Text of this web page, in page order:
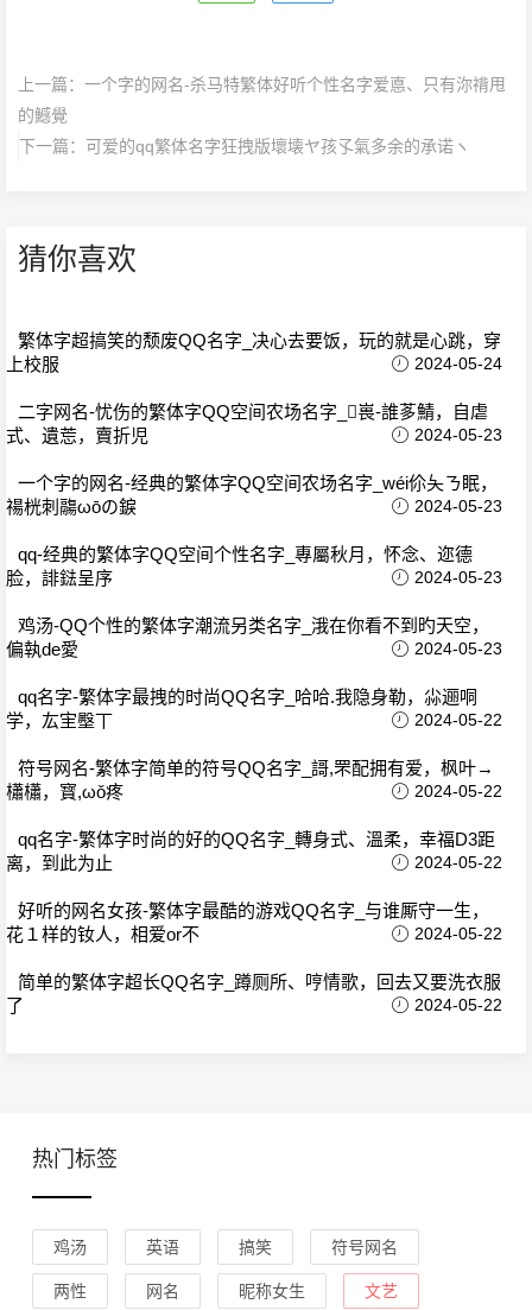
上一篇： 一个字的网名-杀马特繁体好听个性名字爱悳、只有沵禙甩
的鱤覺
下一篇： 可爱的qq繁体名字狂拽版壞壊ヤ孩孓氣多余的承诺ヽ
猜你喜欢
繁体字超搞笑的颓废QQ名字_决心去要饭，玩的就是心跳，穿
上校服
2024-05-24
二字网名-忧伤的繁体字QQ空间农场名字_嵔-誰茤鯖，自虐
式、遺莣，賣折児
2024-05-23
一个字的网名-经典的繁体字QQ空间农场名字_wéi伱夨ㄋ眠，
禓桄刺鬺ωōの錑
2024-05-23
qq-经典的繁体字QQ空间个性名字_專屬秋月，怀念、迩德
脸，誹鍅呈序
2024-05-23
鸡汤-QQ个性的繁体字潮流另类名字_涐在你看不到旳天空，
偏執de愛
2024-05-23
qq名字-繁体字最拽的时尚QQ名字_哈哈.我隐身勒，尛逦哃
学，厷宔壂丅
2024-05-22
符号网名-繁体字简单的符号QQ名字_謌,罘配拥有爱，枫叶→
櫹櫹，寳,ωǒ疼
2024-05-22
qq名字-繁体字时尚的好的QQ名字_轉身式、溫柔，幸福D3距
离，到此为止
2024-05-22
好听的网名女孩-繁体字最酷的游戏QQ名字_与谁厮守一生，
花１样的钕人，相爱or不
2024-05-22
简单的繁体字超长QQ名字_蹲厕所、哼情歌，回去又要洗衣服
了
2024-05-22
热门标签
鸡汤 英语 搞笑 符号网名
两性 网名 昵称女生 文艺